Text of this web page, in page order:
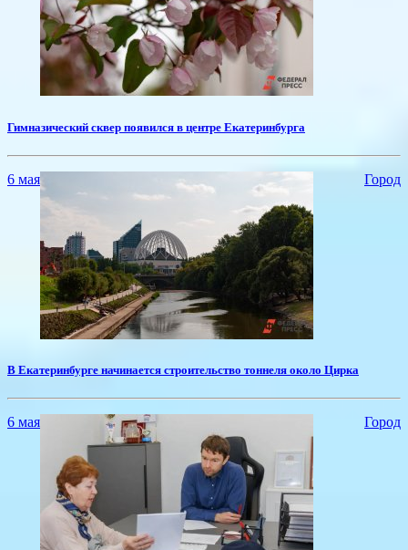
​Гимназический сквер появился в центре Екатеринбурга
6 мая Город
​В Екатеринбурге начинается строительство тоннеля около Цирка
6 мая Город